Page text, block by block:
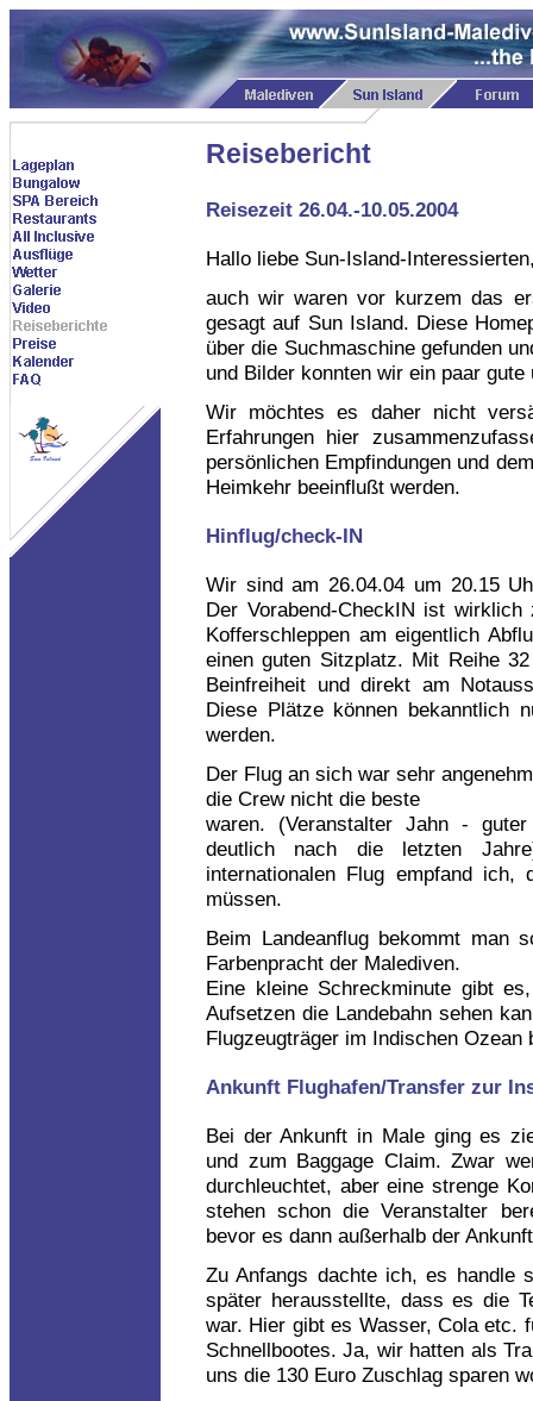
Reisebericht
Reisezeit 26.04.-10.05.2004
Hallo liebe Sun-Island-
auch wir waren vor kurzem das
gesagt auf Sun Island. Diese
über die Suchmaschine gefunden
und Bilder konnten wir ein paar
Wir möchtes es daher nicht
Erfahrungen hier
persönlichen Empfindungen und
Heimkehr beeinflußt werden.
Hinflug/check-IN
Wir sind am 26.04.04 um 20.15
Der Vorabend-CheckIN ist
Kofferschleppen am eigentlich
einen guten Sitzplatz. Mit Reihe
Beinfreiheit und direkt am
Diese Plätze können bekanntlich
werden.
Der Flug an sich war sehr
die Crew nicht die beste
waren. (Veranstalter Jahn -
deutlich nach die letzten
internationalen Flug empfand
müssen.
Beim Landeanflug bekommt man
Farbenpracht der Malediven.
Eine kleine Schreckminute gibt
Aufsetzen die Landebahn sehen
Flugzeugträger im Indischen Ozean
Ankunft Flughafen/Transfer zur
Bei der Ankunft in Male ging es
und zum Baggage Claim. Zwar
durchleuchtet, aber eine strenge
stehen schon die Veranstalter
bevor es dann außerhalb der
Zu Anfangs dachte ich, es handle
später herausstellte, dass es die
war. Hier gibt es Wasser, Cola etc.
Schnellbootes. Ja, wir hatten als
uns die 130 Euro Zuschlag sparen